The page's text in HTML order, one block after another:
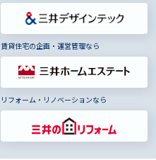
賃貸住宅の企画・運営管理なら
リフォーム・リノベーションなら